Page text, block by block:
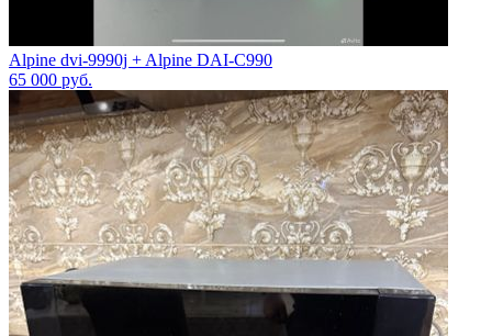
Alpine dvi-9990j + Alpine DAI-C990
65 000 руб.